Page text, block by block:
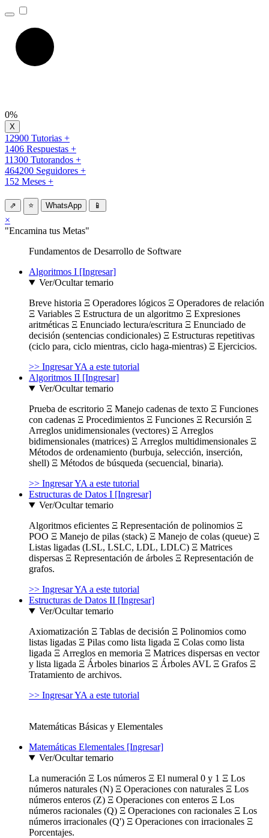
0%
12900 Tutorias +
1406 Respuestas +
11300 Tutorandos +
464200 Seguidores +
152 Meses +
⇗ ⭐ WhatsApp 📱
×
"Encamina tus Metas"
Fundamentos de Desarrollo de Software
Algoritmos I [Ingresar]
Ver/Ocultar temario
Breve historia Ξ Operadores lógicos Ξ Operadores de relación
Ξ Variables Ξ Estructura de un algoritmo Ξ Expresiones
aritméticas Ξ Enunciado lectura/escritura Ξ Enunciado de
decisión (sentencias condicionales) Ξ Estructuras repetitivas
(ciclo para, ciclo mientras, ciclo haga-mientras) Ξ Ejercicios.
>> Ingresar YA a este tutorial
Algoritmos II [Ingresar]
Ver/Ocultar temario
Prueba de escritorio Ξ Manejo cadenas de texto Ξ Funciones
con cadenas Ξ Procedimientos Ξ Funciones Ξ Recursión Ξ
Arreglos unidimensionales (vectores) Ξ Arreglos
bidimensionales (matrices) Ξ Arreglos multidimensionales Ξ
Métodos de ordenamiento (burbuja, selección, inserción,
shell) Ξ Métodos de búsqueda (secuencial, binaria).
>> Ingresar YA a este tutorial
Estructuras de Datos I [Ingresar]
Ver/Ocultar temario
Algoritmos eficientes Ξ Representación de polinomios Ξ
POO Ξ Manejo de pilas (stack) Ξ Manejo de colas (queue) Ξ
Listas ligadas (LSL, LSLC, LDL, LDLC) Ξ Matrices
dispersas Ξ Representación de árboles Ξ Representación de
grafos.
>> Ingresar YA a este tutorial
Estructuras de Datos II [Ingresar]
Ver/Ocultar temario
Axiomatización Ξ Tablas de decisión Ξ Polinomios como
listas ligadas Ξ Pilas como lista ligada Ξ Colas como lista
ligada Ξ Arreglos en memoria Ξ Matrices dispersas en vector
y lista ligada Ξ Árboles binarios Ξ Árboles AVL Ξ Grafos Ξ
Tratamiento de archivos.
>> Ingresar YA a este tutorial
Matemáticas Básicas y Elementales
Matemáticas Elementales [Ingresar]
Ver/Ocultar temario
La numeración Ξ Los números Ξ El numeral 0 y 1 Ξ Los
números naturales (N) Ξ Operaciones con naturales Ξ Los
números enteros (Z) Ξ Operaciones con enteros Ξ Los
números racionales (Q) Ξ Operaciones con racionales Ξ Los
números irracionales (Q') Ξ Operaciones con irracionales Ξ
Porcentajes.